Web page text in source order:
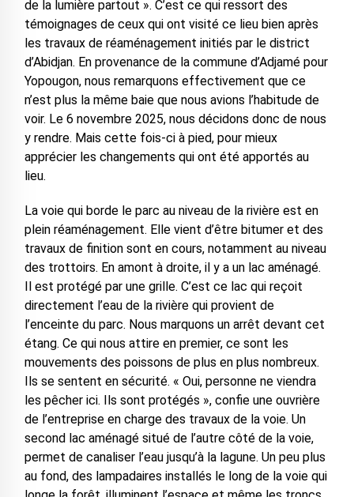
de la lumière partout ». C’est ce qui ressort des
témoignages de ceux qui ont visité ce lieu bien après
les travaux de réaménagement initiés par le district
d’Abidjan. En provenance de la commune d’Adjamé pour
Yopougon, nous remarquons effectivement que ce
n’est plus la même baie que nous avions l’habitude de
voir. Le 6 novembre 2025, nous décidons donc de nous
y rendre. Mais cette fois-ci à pied, pour mieux
apprécier les changements qui ont été apportés au
lieu.
La voie qui borde le parc au niveau de la rivière est en
plein réaménagement. Elle vient d’être bitumer et des
travaux de finition sont en cours, notamment au niveau
des trottoirs. En amont à droite, il y a un lac aménagé.
Il est protégé par une grille. C’est ce lac qui reçoit
directement l’eau de la rivière qui provient de
l’enceinte du parc. Nous marquons un arrêt devant cet
étang. Ce qui nous attire en premier, ce sont les
mouvements des poissons de plus en plus nombreux.
Ils se sentent en sécurité. « Oui, personne ne viendra
les pêcher ici. Ils sont protégés », confie une ouvrière
de l’entreprise en charge des travaux de la voie. Un
second lac aménagé situé de l’autre côté de la voie,
permet de canaliser l’eau jusqu’à la lagune. Un peu plus
au fond, des lampadaires installés le long de la voie qui